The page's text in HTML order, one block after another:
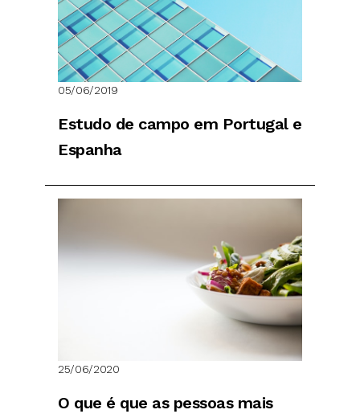
05/06/2019
Estudo de campo em Portugal e
Espanha
25/06/2020
O que é que as pessoas mais